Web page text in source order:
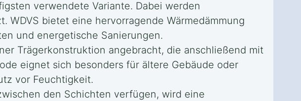
verwendete Variante. Dabei werden
bietet eine hervorragende Wärmedämmung
und energetische Sanierungen.
Trägerkonstruktion angebracht, die anschließend mit
eignet sich besonders für ältere Gebäude oder
vor Feuchtigkeit.
den Schichten verfügen, wird eine